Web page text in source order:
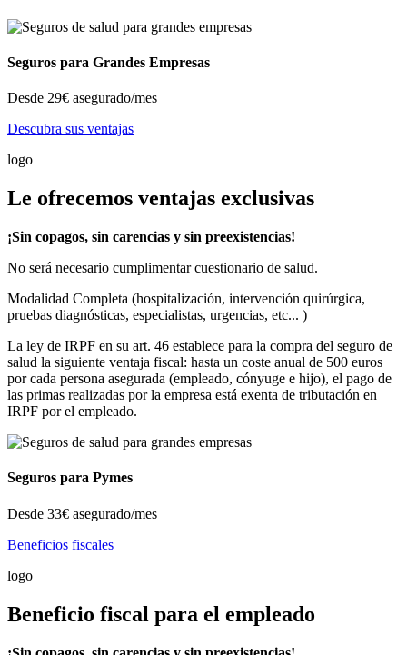
Seguros para Grandes Empresas
Desde 29€ asegurado/mes
Descubra sus ventajas
logo
Le ofrecemos ventajas exclusivas
¡Sin copagos, sin carencias y sin preexistencias!
No será necesario cumplimentar cuestionario de salud.
Modalidad Completa (hospitalización, intervención quirúrgica,
pruebas diagnósticas, especialistas, urgencias, etc... )
La ley de IRPF en su art. 46 establece para la compra del seguro de
salud la siguiente ventaja fiscal: hasta un coste anual de 500 euros
por cada persona asegurada (empleado, cónyuge e hijo), el pago de
las primas realizadas por la empresa está exenta de tributación en
IRPF por el empleado.
Seguros para Pymes
Desde 33€ asegurado/mes
Beneficios fiscales
logo
Beneficio fiscal para el empleado